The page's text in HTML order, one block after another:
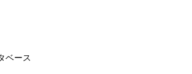
ベース